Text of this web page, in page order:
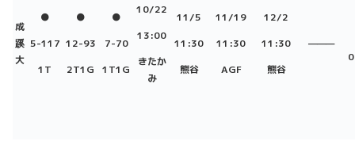
成
蹊
大
●
5-117
1T
●
12-93
2T1G
●
7-70
1T1G
10/22
13:00
きたか
み
11/5
11:30
熊谷
11/19
11:30
AGF
12/2
11:30
熊谷
———
0